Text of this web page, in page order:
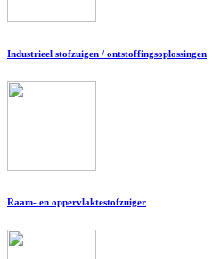
Industrieel stofzuigen / ontstoffingsoplossingen
Raam- en oppervlaktestofzuiger